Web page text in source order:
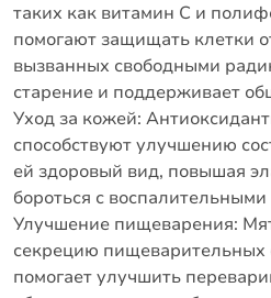
таких как витамин C и
помогают защищать клетки
вызванных свободными
старение и поддерживает
Уход за кожей:
способствуют улучшению
ей здоровый вид, повышая
бороться с
Улучшение пищеварения:
секрецию пищеварительных
помогает улучшить